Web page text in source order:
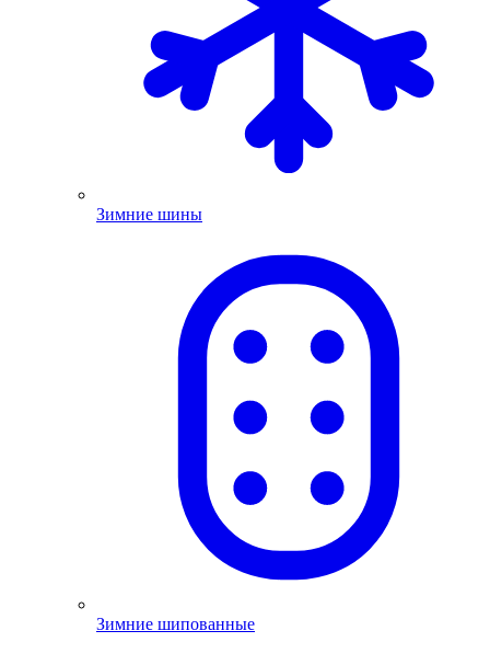
Зимние шины
Зимние шипованные